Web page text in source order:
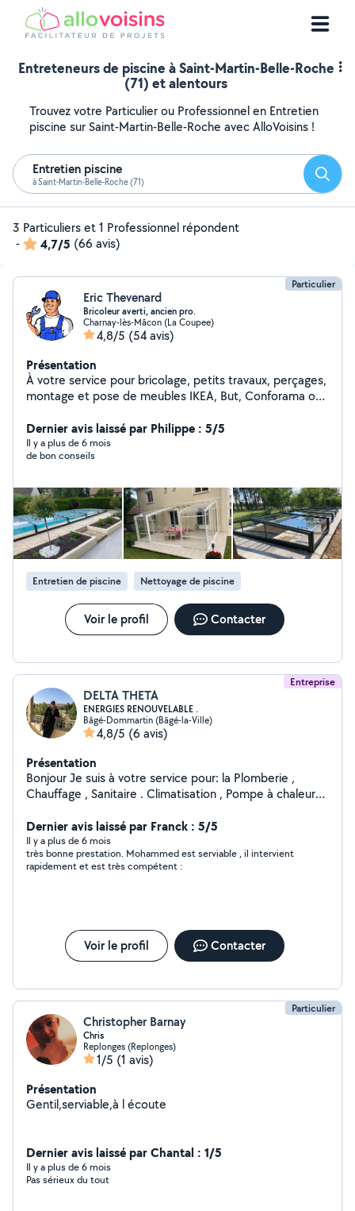
Entreteneurs de piscine à Saint-Martin-Belle-Roche
(71) et alentours
Trouvez votre Particulier ou Professionnel en Entretien
piscine sur Saint-Martin-Belle-Roche avec AlloVoisins !
Entretien piscine
à Saint-Martin-Belle-Roche (71)
3 Particuliers et 1 Professionnel répondent
-
4,7/5 (66 avis)
Particulier
Eric Thevenard
Bricoleur averti, ancien pro.
Charnay-lès-Mâcon (La Coupee)
4,8/5 (54 avis)
Présentation
À votre service pour bricolage, petits travaux, perçages,
montage et pose de meubles IKEA, But, Conforama ou
tringles à rideaux ou autres accessoires. Aides diverses
bricolages ou assistance travaux. Débarras. Jardinage,
entretien mise en service et hivernage piscine. Pose
de beaucoup d'outillages. Dispo sur Saône et Loire et
environs.
Dernier avis laissé par Philippe : 5/5
Il y a plus de 6 mois
de bon conseils
Entretien de piscine Nettoyage de piscine
Voir le profil Contacter
Entreprise
DELTA THETA
ENERGIES RENOUVELABLE .
Bâgé-Dommartin (Bâgé-la-Ville)
4,8/5 (6 avis)
Présentation
Bonjour Je suis à votre service pour: la Plomberie ,
Chauffage , Sanitaire . Climatisation , Pompe à chaleur
Dernier avis laissé par Franck : 5/5
Il y a plus de 6 mois
très bonne prestation. Mohammed est serviable , il intervient
rapidement et est très compétent :
Voir le profil Contacter
Particulier
Christopher Barnay
Chris
Replonges (Replonges)
1/5 (1 avis)
Présentation
Gentil,serviable,à l écoute
Dernier avis laissé par Chantal : 1/5
Il y a plus de 6 mois
Pas sérieux du tout